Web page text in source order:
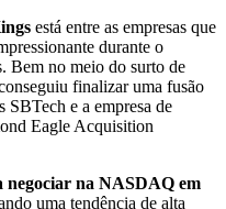
está entre as empresas que
durante o
Bem no meio do surto de
finalizar uma fusão
SBTech e a empresa de
Eagle Acquisition
negociar na NASDAQ em
uma tendência de alta